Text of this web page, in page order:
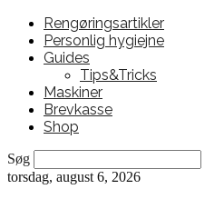
Rengøringsartikler
Personlig hygiejne
Guides
Tips&Tricks
Maskiner
Brevkasse
Shop
Søg
torsdag, august 6, 2026